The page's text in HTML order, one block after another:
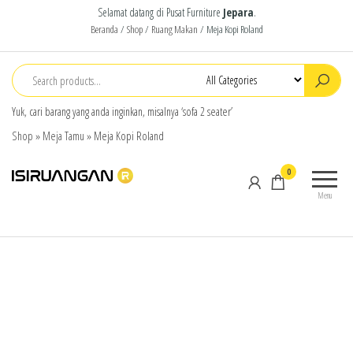
Selamat datang di Pusat Furniture Jepara.
Beranda / Shop/ Ruang Makan / Meja Kopi Roland
Yuk, cari barang yang anda inginkan, misalnya ‘sofa 2 seater’
Shop » Meja Tamu » Meja Kopi Roland
products
Menu
0